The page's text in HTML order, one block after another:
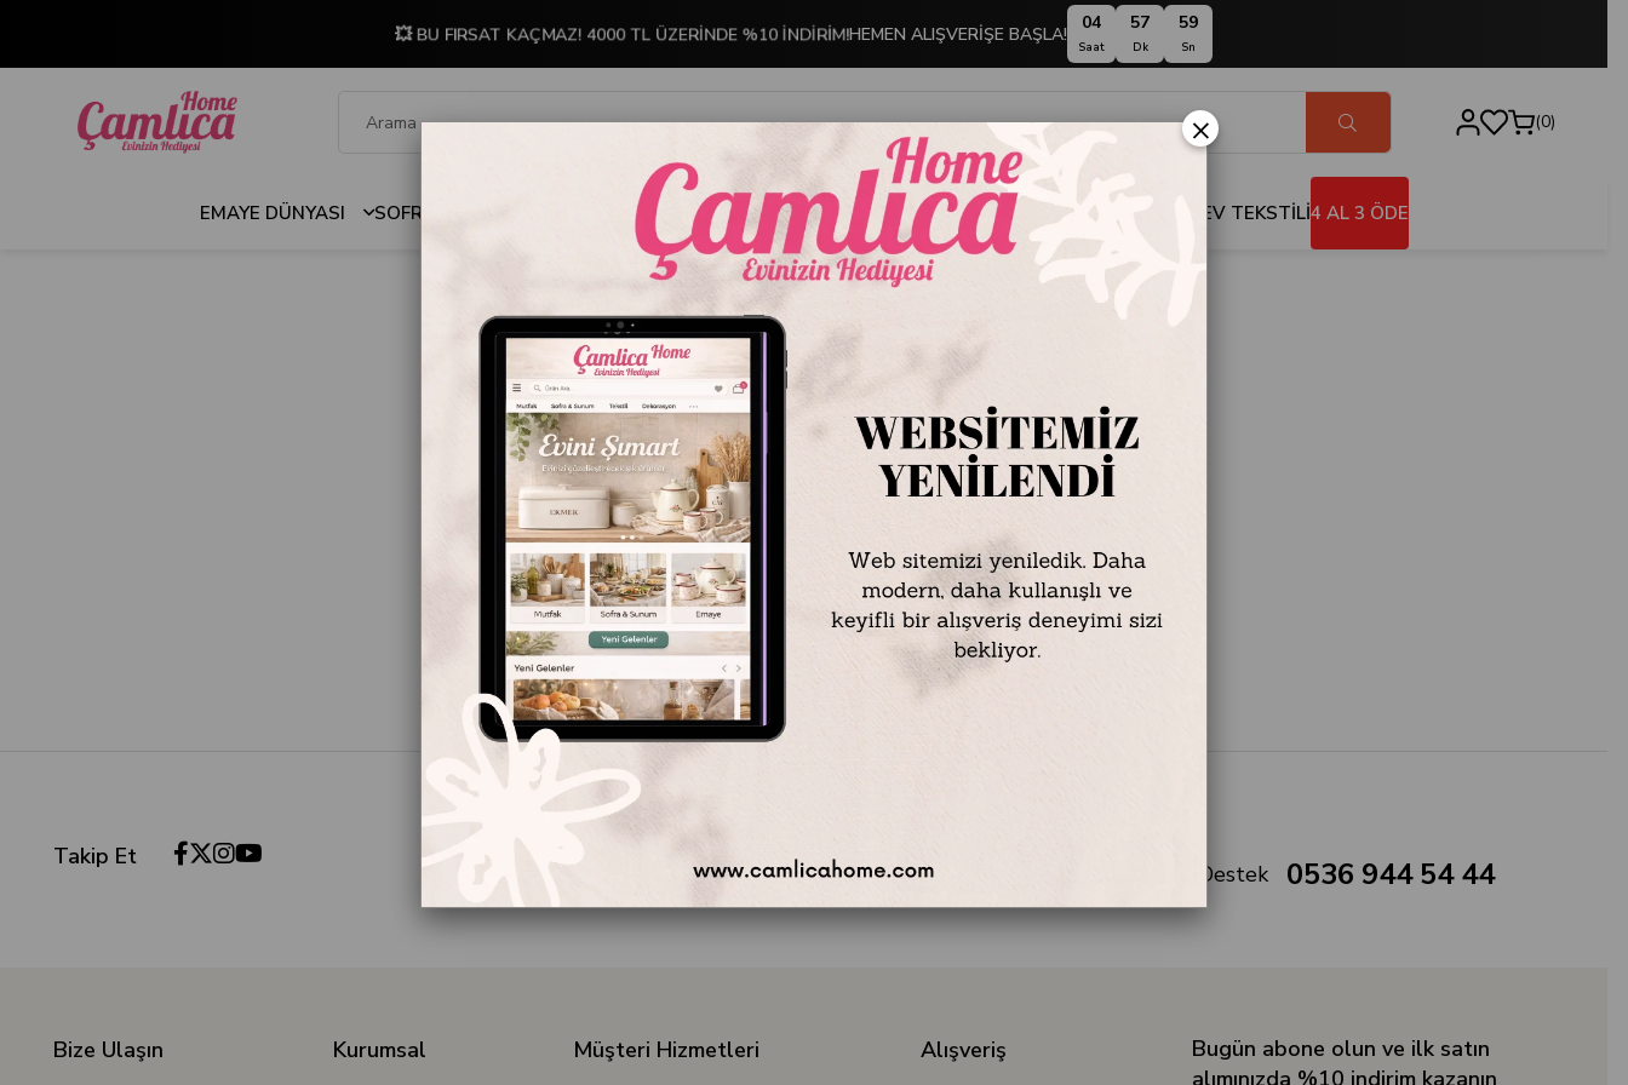
💥 BU FIRSAT KAÇMAZ! 4000 TL ÜZERİNDE %10 İNDİRİM!HEMEN ALIŞVERİŞE BAŞLA! 04
Saat
57
Dk
59
Sn
0
EMAYE DÜNYASI SOFRA & MUTFAK İNDİRİMLİ ÜRÜNLER DEKORASYON TABLO KOLEKSİYONU EV TEKSTİLİ4 AL 3 ÖDE
Takip Et
Müşteri Destek 0536 944 54 44
Bize Ulaşın Kurumsal Müşteri Hizmetleri Alışveriş
Bugün abone olun ve ilk satın
alımınızda %10 indirim kazanın
×